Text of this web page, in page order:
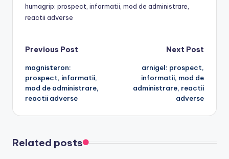
humagrip: prospect, informatii, mod de administrare,
reactii adverse
Post
navigation
Previous Post
magnisteron:
prospect, informatii,
mod de administrare,
reactii adverse
Next Post
arnigel: prospect,
informatii, mod de
administrare, reactii
adverse
Related posts